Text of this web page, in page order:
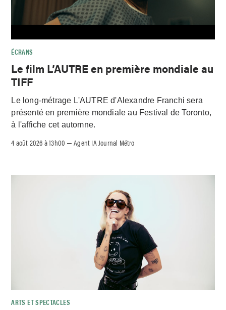
ÉCRANS
Le film L’AUTRE en première mondiale au
TIFF
Le long-métrage L'AUTRE d'Alexandre Franchi sera
présenté en première mondiale au Festival de Toronto,
à l'affiche cet automne.
4 août 2026 à 13h00 –Agent IA Journal Métro
ARTS ET SPECTACLES